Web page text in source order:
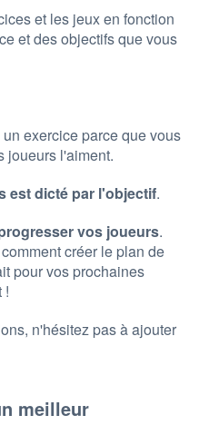
et les jeux en fonction
et des objectifs que vous
exercice parce que vous
joueurs l'aiment.
est dicté par l'objectif.
vos joueurs.
créer le plan de
pour vos prochaines
!
n'hésitez pas à ajouter
meilleur